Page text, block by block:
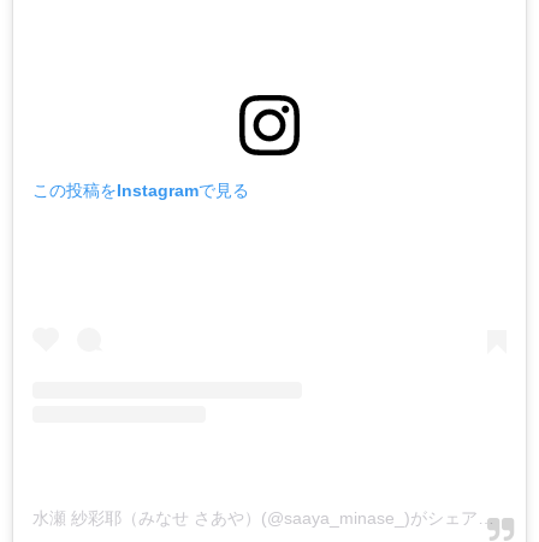
この投稿をInstagramで見る
水瀬 紗彩耶（みなせ さあや）(@saaya_minase_)がシェアした投稿